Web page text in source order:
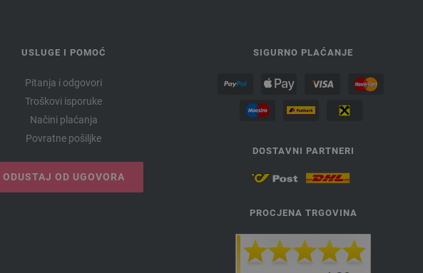
USLUGE I POMOĆ
Pitanja i odgovori
Troškovi isporuke
Načini plaćanja
Povratne pošiljke
ODUSTAJ OD UGOVORA
SIGURNO PLAĆANJE
DOSTAVNI PARTNERI
PROCJENA TRGOVINA